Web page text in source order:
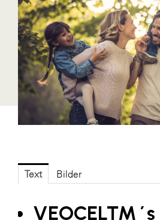
Designer Outlets
DOMOFERM
Essity
EY
FG UBIT Salzburg
foodaffairs
FV Energierohstoff &
Text Bilder
VEOCEL™´s